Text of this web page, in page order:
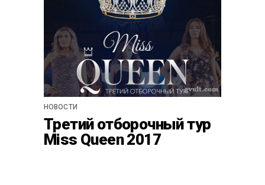
НОВОСТИ
Третий отборочный тур
Miss Queen 2017